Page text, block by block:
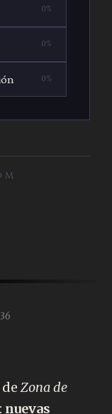
0%
0%
0%
Zona de
nuevas